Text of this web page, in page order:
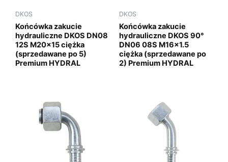
DKOS
Końcówka zakucie
hydrauliczne DKOS DN08
12S M20x15 ciężka
(sprzedawane po 5)
Premium HYDRAL
DKOS
Końcówka zakucie
hydrauliczne DKOS 90°
DN06 08S M16x1.5
ciężka (sprzedawane po
2) Premium HYDRAL